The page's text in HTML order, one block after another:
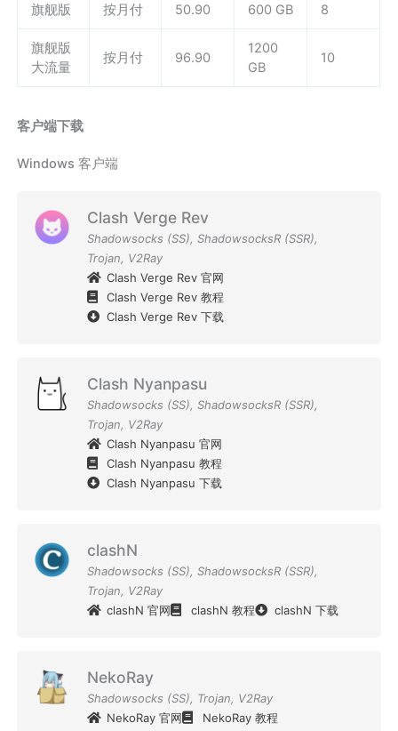
旗舰版 按月付 50.90 600 GB 8
旗舰版
大流量
按月付 96.90
1200
GB
10
客户端下载
Windows 客户端
Clash Verge Rev
Shadowsocks (SS), ShadowsocksR (SSR),
Trojan, V2Ray
Clash Verge Rev 官网
Clash Verge Rev 教程
Clash Verge Rev 下载
Clash Nyanpasu
Shadowsocks (SS), ShadowsocksR (SSR),
Trojan, V2Ray
Clash Nyanpasu 官网
Clash Nyanpasu 教程
Clash Nyanpasu 下载
clashN
Shadowsocks (SS), ShadowsocksR (SSR),
Trojan, V2Ray
clashN 官网
clashN 教程 clashN 下载
NekoRay
Shadowsocks (SS), Trojan, V2Ray
NekoRay 官网
NekoRay 教程